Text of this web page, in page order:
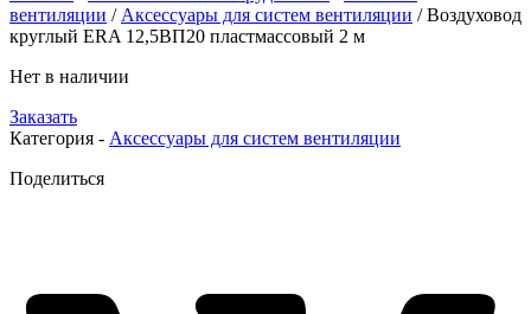
вентиляции / Аксессуары для систем вентиляции / Воздуховод
круглый ERA 12,5ВП20 пластмассовый 2 м
Нет в наличии
Заказать
Категория - Аксессуары для систем вентиляции
Поделиться